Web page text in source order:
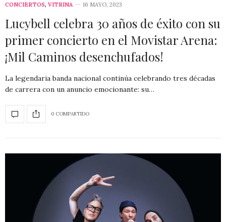
CONCIERTOS, VITRINA 16 MAYO, 2023
Lucybell celebra 30 años de éxito con su
primer concierto en el Movistar Arena:
¡Mil Caminos desenchufados!
La legendaria banda nacional continúa celebrando tres décadas
de carrera con un anuncio emocionante: su…
0 COMPARTIDO